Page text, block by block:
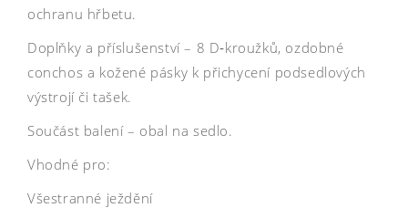
ochranu hřbetu.
Doplňky a příslušenství – 8 D‑kroužků, ozdobné
conchos a kožené pásky k přichycení podsedlových
výstrojí či tašek.
Součást balení – obal na sedlo.
Vhodné pro:
Všestranné ježdění